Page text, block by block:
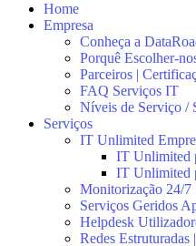
Home
Empresa
Conheça a
Porquê Escolher-
Parceiros |
FAQ Serviços IT
Níveis de Serviço /
Serviços
IT Unlimited
IT Unlimited
IT Unlimited
Monitorização 24/7
Serviços Geridos
Helpdesk
Redes